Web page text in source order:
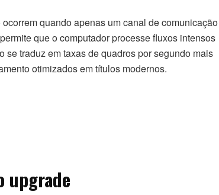
quando apenas um canal de comunicação
que o computador processe fluxos intensos
traduz em taxas de quadros por segundo mais
otimizados em títulos modernos.
upgrade